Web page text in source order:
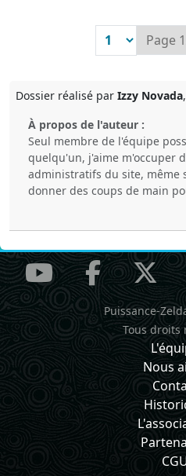
Page
Dossier réalisé par Izzy Novada
À propos de l'auteur :
Seul membre de l'équipe
quelqu'un, j'aime m'occuper
administratifs du site, même
donner des coups de main
Puissance-
Tous droits
Nous